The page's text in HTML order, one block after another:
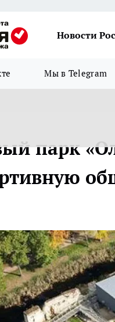
Новости
Мы в Telegram
парк